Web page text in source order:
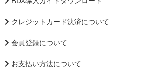
クレジットカード決済について
会員登録について
お支払い方法について